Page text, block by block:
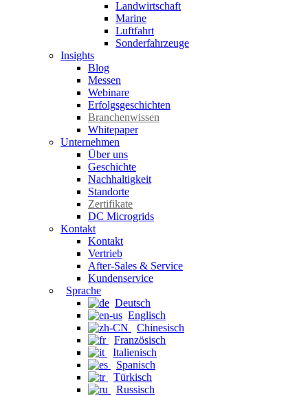
Landwirtschaft
Marine
Luftfahrt
Sonderfahrzeuge
Insights
Blog
Messen
Webinare
Erfolgsgeschichten
Branchenwissen
Whitepaper
Unternehmen
Über uns
Geschichte
Nachhaltigkeit
Standorte
Zertifikate
DC Microgrids
Kontakt
Kontakt
Vertrieb
After-Sales & Service
Kundenservice
Sprache
Deutsch
Englisch
Chinesisch
Französisch
Italienisch
Spanisch
Türkisch
Russisch